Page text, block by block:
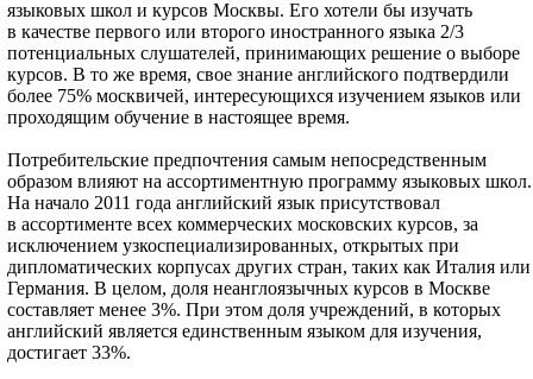
языковых школ и курсов Москвы. Его хотели бы изучать
в качестве первого или второго иностранного языка 2/3
потенциальных слушателей, принимающих решение о выборе
курсов. В то же время, свое знание английского подтвердили
более 75% москвичей, интересующихся изучением языков или
проходящим обучение в настоящее время.
Потребительские предпочтения самым непосредственным
образом влияют на ассортиментную программу языковых школ.
На начало 2011 года английский язык присутствовал
в ассортименте всех коммерческих московских курсов, за
исключением узкоспециализированных, открытых при
дипломатических корпусах других стран, таких как Италия или
Германия. В целом, доля неанглоязычных курсов в Москве
составляет менее 3%. При этом доля учреждений, в которых
английский является единственным языком для изучения,
достигает 33%.